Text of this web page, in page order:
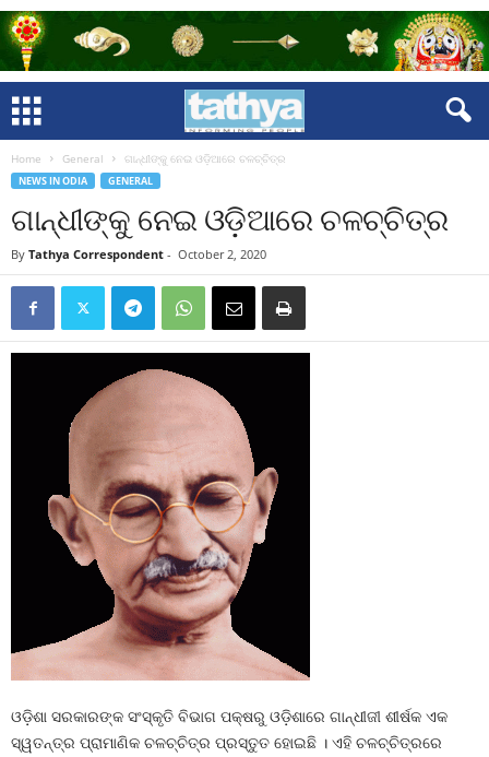
Home General ଗାନ୍ଧୀଙ୍କୁ ନେଇ ଓଡ଼ିଆରେ ଚଳଚ୍ଚିତ୍ର
NEWS IN ODIA GENERAL
ଗାନ୍ଧୀଙ୍କୁ ନେଇ ଓଡ଼ିଆରେ ଚଳଚ୍ଚିତ୍ର
By Tathya Correspondent - October 2, 2020
ଓଡ଼ିଶା ସରକାରଙ୍କ ସଂସ୍କୃତି ବିଭାଗ ପକ୍ଷରୁ ଓଡ଼ିଶାରେ ଗାନ୍ଧୀଜୀ ଶୀର୍ଷକ ଏକ
ସ୍ୱତନ୍ତ୍ର ପ୍ରାମାଣିକ ଚଳଚ୍ଚିତ୍ର ପ୍ରସ୍ତୁତ ହୋଇଛି । ଏହି ଚଳଚ୍ଚିତ୍ରରେ